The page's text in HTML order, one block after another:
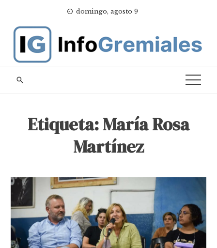
content
domingo, agosto 9
Etiqueta:María Rosa
Martínez